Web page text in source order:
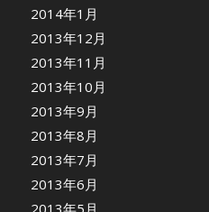
2014年1月
2013年12月
2013年11月
2013年10月
2013年9月
2013年8月
2013年7月
2013年6月